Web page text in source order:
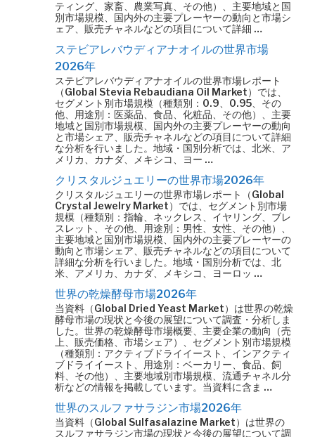
ティング、家畜、農業写真、その他）、主要地域と国
別市場規模、国内外の主要プレーヤーの動向と市場シ
ェア、販売チャネルなどの項目について詳細 …
ステビアレバウディアナオイルの世界市場
2026年
ステビアレバウディアナオイルの世界市場レポート
（Global Stevia Rebaudiana Oil Market）では、
セグメント別市場規模（種類別：0.9、0.95、その
他、用途別：医薬品、食品、化粧品、その他）、主要
地域と国別市場規模、国内外の主要プレーヤーの動向
と市場シェア、販売チャネルなどの項目について詳細
な分析を行いました。地域・国別分析では、北米、ア
メリカ、カナダ、メキシコ、ヨー …
クリスタルジュエリーの世界市場2026年
クリスタルジュエリーの世界市場レポート（Global
Crystal Jewelry Market）では、セグメント別市場
規模（種類別：指輪、ネックレス、イヤリング、ブレ
スレット、その他、用途別：男性、女性、その他）、
主要地域と国別市場規模、国内外の主要プレーヤーの
動向と市場シェア、販売チャネルなどの項目について
詳細な分析を行いました。地域・国別分析では、北
米、アメリカ、カナダ、メキシコ、ヨーロッ …
世界の乾燥酵母市場2026年
当資料（Global Dried Yeast Market）は世界の乾燥
酵母市場の現状と今後の展望について調査・分析しま
した。世界の乾燥酵母市場概要、主要企業の動向（売
上、販売価格、市場シェア）、セグメント別市場規模
（種類別：アクティブドライイースト、インアクティ
ブドライイースト、用途別：ベーカリー、食品、飼
料、その他）、主要地域別市場規模、流通チャネル分
析などの情報を掲載しています。当資料に含ま …
世界のスルファサラジン市場2026年
当資料（Global Sulfasalazine Market）は世界の
スルファサラジン市場の現状と今後の展望について調